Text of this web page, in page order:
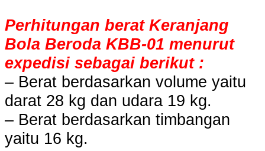
Perhitungan berat Keranjang
Bola Beroda KBB-01 menurut
expedisi sebagai berikut :
– Berat berdasarkan volume yaitu
darat 28 kg dan udara 19 kg.
– Berat berdasarkan timbangan
yaitu 16 kg.